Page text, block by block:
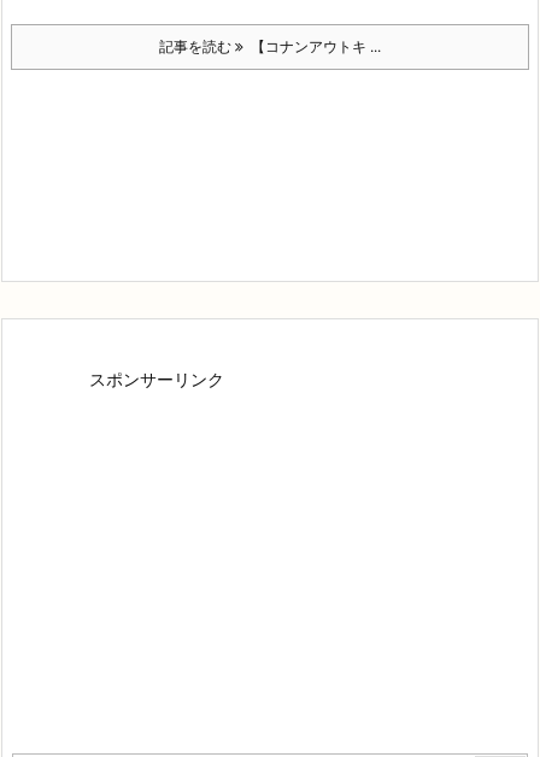
記事を読む 【コナンアウトキ ...
スポンサーリンク